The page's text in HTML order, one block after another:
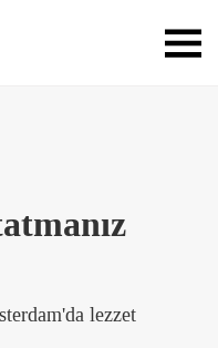
lezzet